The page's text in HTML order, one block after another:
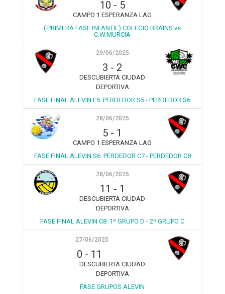
10 - 5
CAMPO 1 ESPERANZA LAG
( PRIMERA FASE INFANTIL) COLEGIO BRAINS vs
C.W.MURCIA
29/06/2025
3 - 2
DESCUBIERTA CIUDAD
DEPORTIVA
FASE FINAL ALEVIN F5: PERDEDOR S5 - PERDEDOR S6
28/06/2025
5 - 1
CAMPO 1 ESPERANZA LAG
FASE FINAL ALEVIN S6: PERDEDOR C7 - PERDEDOR C8
28/06/2025
11 - 1
DESCUBIERTA CIUDAD
DEPORTIVA
FASE FINAL ALEVIN C8: 1º GRUPO D - 2º GRUPO C
27/06/2025
0 - 11
DESCUBIERTA CIUDAD
DEPORTIVA
FASE GRUPOS ALEVIN